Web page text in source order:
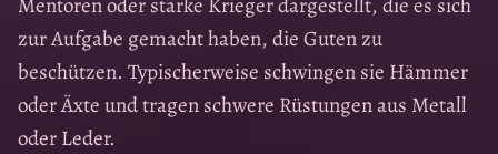
zur Aufgabe gemacht haben, die Guten zu
beschützen. Typischerweise schwingen sie Hämmer
oder Äxte und tragen schwere Rüstungen aus Metall
oder Leder.